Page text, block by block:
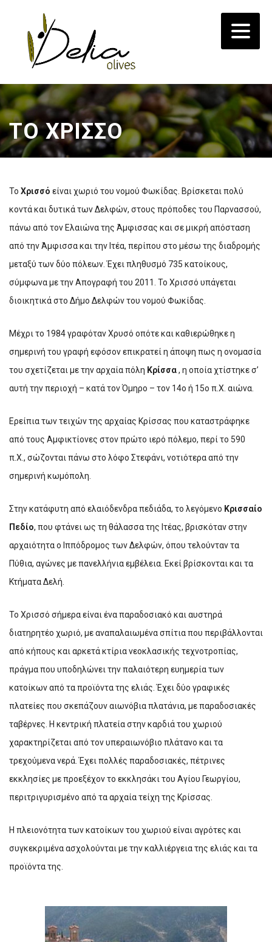
ΤΟ ΧΡΙΣΣΟ
Το Χρισσό είναι χωριό του νομού Φωκίδας. Βρίσκεται πολύ
κοντά και δυτικά των Δελφών, στους πρόποδες του Παρνασσού,
πάνω από τον Ελαιώνα της Άμφισσας και σε μικρή απόσταση
από την Άμφισσα και την Ιτέα, περίπου στο μέσω της διαδρομής
μεταξύ των δύο πόλεων. Έχει πληθυσμό 735 κατοίκους,
σύμφωνα με την Απογραφή του 2011. Το Χρισσό υπάγεται
διοικητικά στο Δήμο Δελφών του νομού Φωκίδας.
Μέχρι το 1984 γραφόταν Χρυσό οπότε και καθιερώθηκε η
σημερινή του γραφή εφόσον επικρατεί η άποψη πως η ονομασία
του σχετίζεται με την αρχαία πόλη Κρίσσα, η οποία χτίστηκε σ’
αυτή την περιοχή – κατά τον Όμηρο – τον 14ο ή 15ο π.Χ. αιώνα.
Ερείπια των τειχών της αρχαίας Κρίσσας που καταστράφηκε
από τους Αμφικτίονες στον πρώτο ιερό πόλεμο, περί το 590
π.Χ., σώζονται πάνω στο λόφο Στεφάνι, νοτιότερα από την
σημερινή κωμόπολη.
Στην κατάφυτη από ελαιόδενδρα πεδιάδα, το λεγόμενο Κρισσαίο
Πεδίο, που φτάνει ως τη θάλασσα της Ιτέας, βρισκόταν στην
αρχαιότητα ο Ιππόδρομος των Δελφών, όπου τελούνταν τα
Πύθια, αγώνες με πανελλήνια εμβέλεια. Εκεί βρίσκονται και τα
Κτήματα Δελή.
Το Χρισσό σήμερα είναι ένα παραδοσιακό και αυστηρά
διατηρητέο χωριό, με αναπαλαιωμένα σπίτια που περιβάλλονται
από κήπους και αρκετά κτίρια νεοκλασικής τεχνοτροπίας,
πράγμα που υποδηλώνει την παλαιότερη ευημερία των
κατοίκων από τα προϊόντα της ελιάς. Έχει δύο γραφικές
πλατείες που σκεπάζουν αιωνόβια πλατάνια, με παραδοσιακές
ταβέρνες. Η κεντρική πλατεία στην καρδιά του χωριού
χαρακτηρίζεται από τον υπεραιωνόβιο πλάτανο και τα
τρεχούμενα νερά. Έχει πολλές παραδοσιακές, πέτρινες
εκκλησίες με προεξέχον το εκκλησάκι του Αγίου Γεωργίου,
περιτριγυρισμένο από τα αρχαία τείχη της Κρίσσας.
Η πλειονότητα των κατοίκων του χωριού είναι αγρότες και
συγκεκριμένα ασχολούνται με την καλλιέργεια της ελιάς και τα
προϊόντα της.